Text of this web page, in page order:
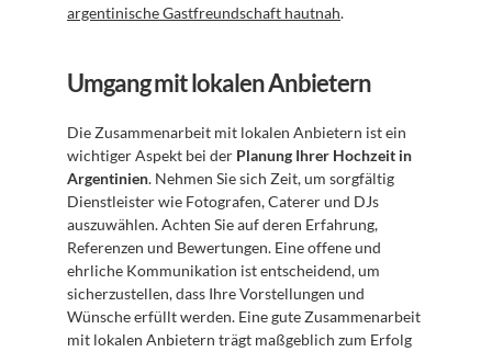
argentinische Gastfreundschaft hautnah.
Umgang mit lokalen Anbietern
Die Zusammenarbeit mit lokalen Anbietern ist ein
wichtiger Aspekt bei der Planung Ihrer Hochzeit in
Argentinien. Nehmen Sie sich Zeit, um sorgfältig
Dienstleister wie Fotografen, Caterer und DJs
auszuwählen. Achten Sie auf deren Erfahrung,
Referenzen und Bewertungen. Eine offene und
ehrliche Kommunikation ist entscheidend, um
sicherzustellen, dass Ihre Vorstellungen und
Wünsche erfüllt werden. Eine gute Zusammenarbeit
mit lokalen Anbietern trägt maßgeblich zum Erfolg